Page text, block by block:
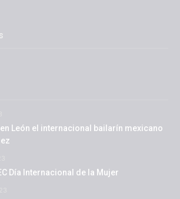
León el internacional bailarín mexicano
Día Internacional de la Mujer